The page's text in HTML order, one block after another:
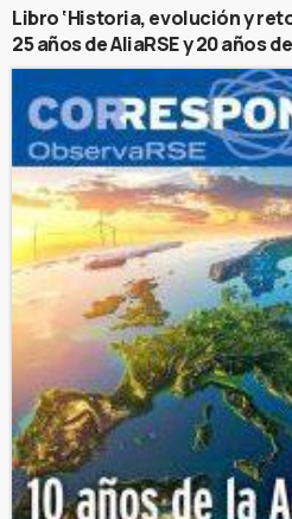
Libro ‘Historia, evolución y
25 años de AliaRSE y 20 años